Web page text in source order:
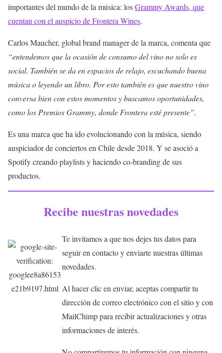
importantes del mundo de la música: losGrammy Awards, que
cuentan con el auspicio de Frontera Wines.
Carlos Maucher, global brand manager de la marca, comenta que
“entendemos que la ocasión de consumo del vino no solo es
social. También se da en espacios de relajo, escuchando buena
música o leyendo un libro. Por esto también es que nuestro vino
conversa bien con estos momentos y buscamos oportunidades,
como los Premios Grammy, donde Frontera esté presente”.
Es una marca que ha ido evolucionando con la música, siendo
auspiciador de conciertos en Chile desde 2018. Y se asoció a
Spotify creando playlists y haciendo co-branding de sus
productos.
Recibe nuestras novedades
Te invitamos a que nos dejes tus datos para
seguir en contacto y enviarte nuestras últimas
novedades.
Al hacer clic en enviar, aceptas compartir tu
dirección de correo electrónico con el sitio y con
MailChimp para recibir actualizaciones y otras
informaciones de interés.